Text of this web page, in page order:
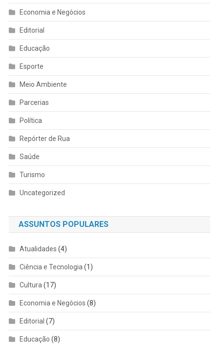
Economia e Negócios
Editorial
Educação
Esporte
Meio Ambiente
Parcerias
Política
Repórter de Rua
Saúde
Turismo
Uncategorized
ASSUNTOS POPULARES
Atualidades (4)
Ciência e Tecnologia (1)
Cultura (17)
Economia e Negócios (8)
Editorial (7)
Educação (8)